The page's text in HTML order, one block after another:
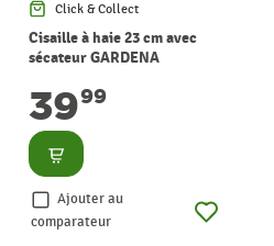
Click & Collect
Cisaille à haie 23 cm avec
sécateur GARDENA
3999
Consulter
Ajouter au
comparateur